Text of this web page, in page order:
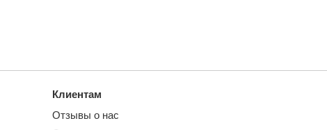
Клиентам
Отзывы о нас